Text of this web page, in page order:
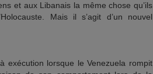
et aux Libanais la même chose qu’ils
Mais il s’agit d’un nouvel
exécution lorsque le Venezuela rompit